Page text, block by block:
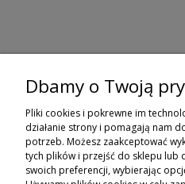
ZAPISZ SIĘ DO
Dbamy o Twoją
Pliki cookies i pokrewne im
działanie strony i pomagają nam
potrzeb. Możesz zaakceptować
tych plików i przejść do sklepu lub
swoich preferencji, wybierając